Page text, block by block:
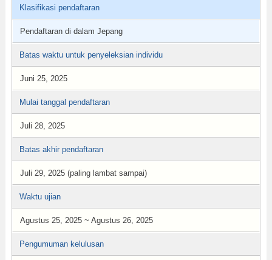
Klasifikasi pendaftaran
Pendaftaran di dalam Jepang
Batas waktu untuk penyeleksian individu
Juni 25, 2025
Mulai tanggal pendaftaran
Juli 28, 2025
Batas akhir pendaftaran
Juli 29, 2025 (paling lambat sampai)
Waktu ujian
Agustus 25, 2025 ~ Agustus 26, 2025
Pengumuman kelulusan